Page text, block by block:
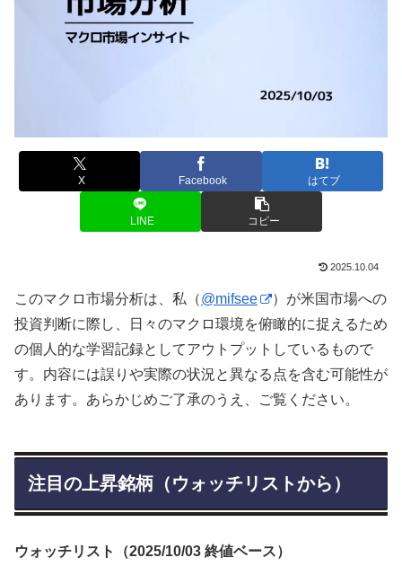
X Facebook はてブ
LINE コピー
2025.10.04
このマクロ市場分析は、私（@mifsee
）が米国市場への
投資判断に際し、日々のマクロ環境を俯瞰的に捉えるため
の個人的な学習記録としてアウトプットしているもので
す。内容には誤りや実際の状況と異なる点を含む可能性が
あります。あらかじめご了承のうえ、ご覧ください。
注目の上昇銘柄（ウォッチリストから）
ウォッチリスト（2025/10/03 終値ベース）